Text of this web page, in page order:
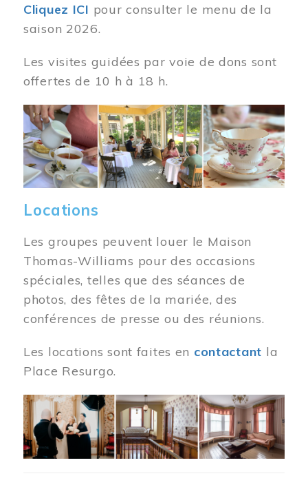
Cliquez ICI pour consulter le menu de la
saison 2026.
Les visites guidées par voie de dons sont
offertes de 10 h à 18 h.
Image
Locations
Les groupes peuvent louer le Maison
Thomas-Williams pour des occasions
spéciales, telles que des séances de
photos, des fêtes de la mariée, des
conférences de presse ou des réunions.
Les locations sont faites en contactant la
Place Resurgo.
Image